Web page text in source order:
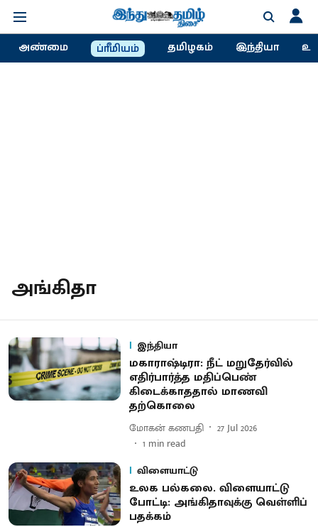
அண்மை ப்ரீமியம் தமிழகம் இந்தியா
அங்கிதா
இந்தியா
மகாராஷ்டிரா: நீட் மறுதேர்வில்
எதிர்பார்த்த மதிப்பெண்
கிடைக்காததால் மாணவி
தற்கொலை
மோகன் கணபதி
27 Jul 2026
1 min read
விளையாட்டு
உலக பல்கலை. விளையாட்டு
போட்டி: அங்கிதாவுக்கு வெள்ளிப்
பதக்கம்